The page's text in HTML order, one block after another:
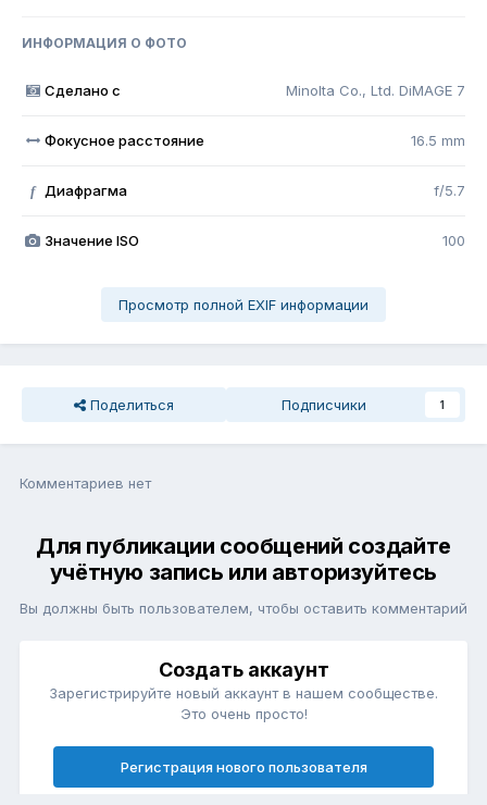
ИНФОРМАЦИЯ О ФОТО
Сделано с Minolta Co., Ltd. DiMAGE 7
Фокусное расстояние 16.5 mm
f Диафрагма f/5.7
Значение ISO 100
Просмотр полной EXIF информации
Поделиться Подписчики 1
Комментариев нет
Для публикации сообщений создайте
учётную запись или авторизуйтесь
Вы должны быть пользователем, чтобы оставить комментарий
Создать аккаунт
Зарегистрируйте новый аккаунт в нашем сообществе.
Это очень просто!
Регистрация нового пользователя